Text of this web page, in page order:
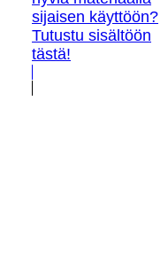
sijaisen käyttöön?
Tutustu sisältöön
tästä!